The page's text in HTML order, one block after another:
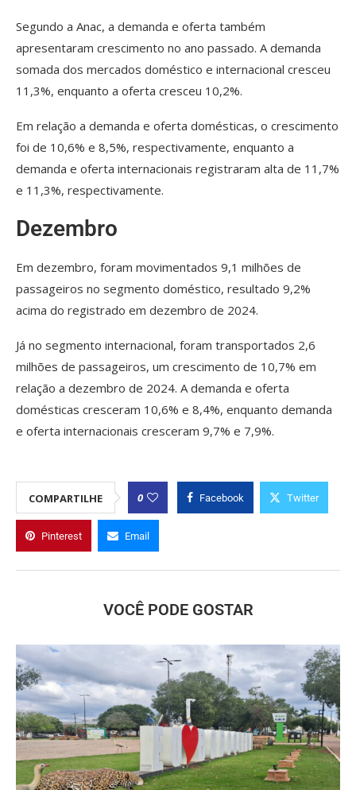
Segundo a Anac, a demanda e oferta também
apresentaram crescimento no ano passado. A demanda
somada dos mercados doméstico e internacional cresceu
11,3%, enquanto a oferta cresceu 10,2%.
Em relação a demanda e oferta domésticas, o crescimento
foi de 10,6% e 8,5%, respectivamente, enquanto a
demanda e oferta internacionais registraram alta de 11,7%
e 11,3%, respectivamente.
Dezembro
Em dezembro, foram movimentados 9,1 milhões de
passageiros no segmento doméstico, resultado 9,2%
acima do registrado em dezembro de 2024.
Já no segmento internacional, foram transportados 2,6
milhões de passageiros, um crescimento de 10,7% em
relação a dezembro de 2024. A demanda e oferta
domésticas cresceram 10,6% e 8,4%, enquanto demanda
e oferta internacionais cresceram 9,7% e 7,9%.
COMPARTILHE 0 Facebook Twitter
Pinterest Email
VOCÊ PODE GOSTAR